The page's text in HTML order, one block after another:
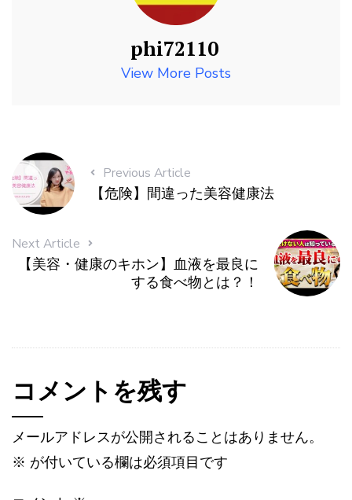
phi72110
View More Posts
Previous Article
【危険】間違った美容健康法
Next Article
【美容・健康のキホン】血液を最良に
する食べ物とは？！
コメントを残す
メールアドレスが公開されることはありません。
※ が付いている欄は必須項目です